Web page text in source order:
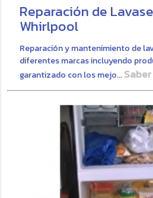
Reparación de
Whirlpool
Reparación y mantenimiento de
diferentes marcas incluyendo
garantizado con los mejo...